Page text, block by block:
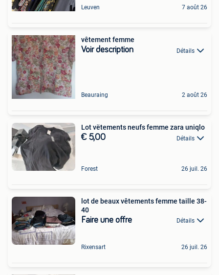
Leuven 7 août 26
vêtement femme
Voir description Détails
Beauraing 2 août 26
Lot vëtements neufs femme zara uniqlo
€ 5,00 Détails
Forest 26 juil. 26
lot de beaux vêtements femme taille 38-
40
Faire une offre Détails
Rixensart 26 juil. 26